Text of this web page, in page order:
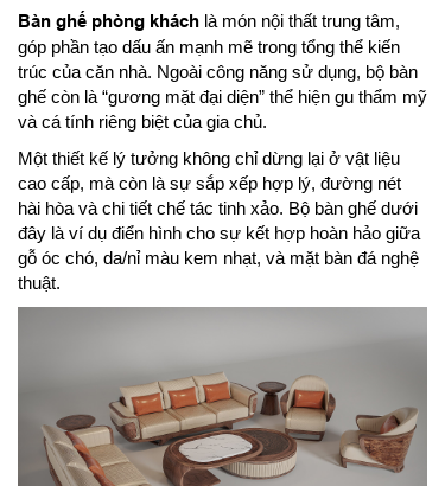
Bàn ghế phòng khách là món nội thất trung tâm,
góp phần tạo dấu ấn mạnh mẽ trong tổng thể kiến
trúc của căn nhà. Ngoài công năng sử dụng, bộ bàn
ghế còn là “gương mặt đại diện” thể hiện gu thẩm mỹ
và cá tính riêng biệt của gia chủ.
Một thiết kế lý tưởng không chỉ dừng lại ở vật liệu
cao cấp, mà còn là sự sắp xếp hợp lý, đường nét
hài hòa và chi tiết chế tác tinh xảo. Bộ bàn ghế dưới
đây là ví dụ điển hình cho sự kết hợp hoàn hảo giữa
gỗ óc chó, da/nỉ màu kem nhạt, và mặt bàn đá nghệ
thuật.